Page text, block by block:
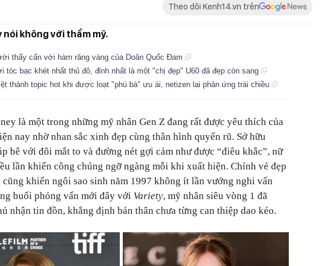
Theo dõi Kenh14.vn trên
nói không với thẩm mỹ.
thấy cấn với hàm răng vàng của Doãn Quốc Đam
tóc bạc khét nhất thủ đô, đỉnh nhất là một "chị đẹp" U60 đã đẹp còn sang
thành topic hot khi được loạt "phú bà" ưu ái, netizen lại phản ứng trái chiều
là một trong những mỹ nhân Gen Z đang rất được yêu thích của
nay nhờ nhan sắc xinh đẹp cùng thân hình quyến rũ. Sở hữu
bê với đôi mắt to và đường nét gợi cảm như được “điêu khắc”, nữ
lần khiến công chúng ngỡ ngàng mỗi khi xuất hiện. Chính vẻ đẹp
cũng khiến ngôi sao sinh năm 1997 không ít lần vướng nghi vấn
buổi phỏng vấn mới đây với Variety, mỹ nhân siêu vòng 1 đã
nhận tin đồn, khẳng định bản thân chưa từng can thiệp dao kéo.